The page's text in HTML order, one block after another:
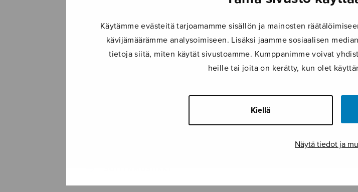
Käytämme evästeitä tarjoamamme sisällön ja mainosten
kävijämäärämme analysoimiseen. Lisäksi jaamme sosiaalisen
tietoja siitä, miten käytät sivustoamme. Kumppanimme voivat
heille tai joita on kerätty, kun olet
Kiellä
Näytä tiedot ja
MUUT